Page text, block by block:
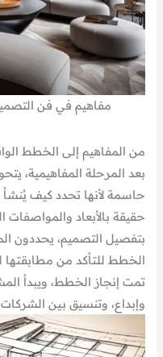
مفاهيم في فن
من المفاهيم إلى الخطط
بعد المرحلة المفاهيمية،
حاسمة لأنها تحدد كيف يُنشأ
حقيقة بالأبعاد والمواصفات
بتفصيل التصميم، يحددون
الخطط للتأكد من مطابقتها
تمت إنجاز الخطط، ويبدأ
وإبداع، وتنسيق بين الشركات